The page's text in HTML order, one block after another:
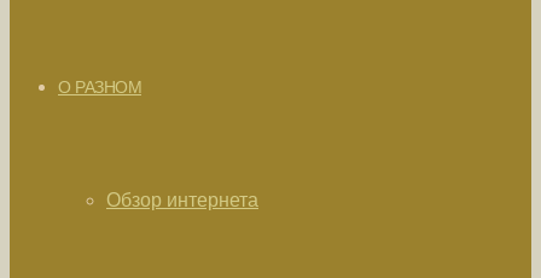
О РАЗНОМ
Обзор интернета